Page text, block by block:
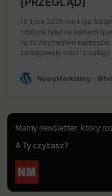
Mamy newsletter, który
A Ty czytasz?